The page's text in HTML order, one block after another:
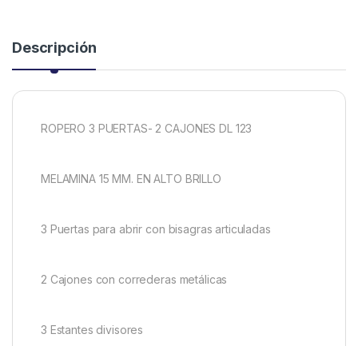
Descripción
ROPERO 3 PUERTAS- 2 CAJONES DL 123
MELAMINA 15 MM. EN ALTO BRILLO
3 Puertas para abrir con bisagras articuladas
2 Cajones con correderas metálicas
3 Estantes divisores